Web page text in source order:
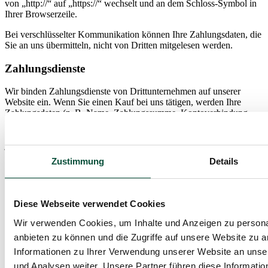
Zustimmung Details
Diese Webseite verwendet Cookies
Wir verwenden Cookies, um Inhalte und Anzeigen zu
anbieten zu können und die Zugriffe auf unsere Website zu
Informationen zu Ihrer Verwendung unserer Website an
und Analysen weiter. Unsere Partner führen diese
von „http://“ auf „https://“ wechselt und an dem Schloss-Symbol in
Ihrer Browserzeile.
Bei verschlüsselter Kommunikation können Ihre Zahlungsdaten, die
Sie an uns übermitteln, nicht von Dritten mitgelesen werden.
Zahlungsdienste
Wir binden Zahlungsdienste von Drittunternehmen auf unserer
Website ein. Wenn Sie einen Kauf bei uns tätigen, werden Ihre
Zahlungsdaten (z. B. Name, Zahlungssumme, Kontoverbindung,
jeweiligen Vertrags- und Datenschutzbestimmungen der jeweiligen
Anbieter. Der Einsatz der Zahlungsdienstleister erfolgt auf
Grundlage von Art. 6 Abs. 1 lit. b DSGVO (Vertragsabwicklung)
sowie im Interesse eines möglichst reibungslosen, komfortablen und
für bestimmte Handlungen Ihre Einwilligung abgefragt wird, ist Art.
6 Abs. 1 lit. a DSGVO Rechtsgrundlage der Datenverarbeitung;
Einwilligungen sind jederzeit für die Zukunft widerrufbar.
Apple Pay und Google Pay